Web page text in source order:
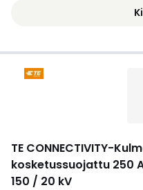
TE CONNECTIVITY-
kosketussuojattu 250
150 / 20 kV